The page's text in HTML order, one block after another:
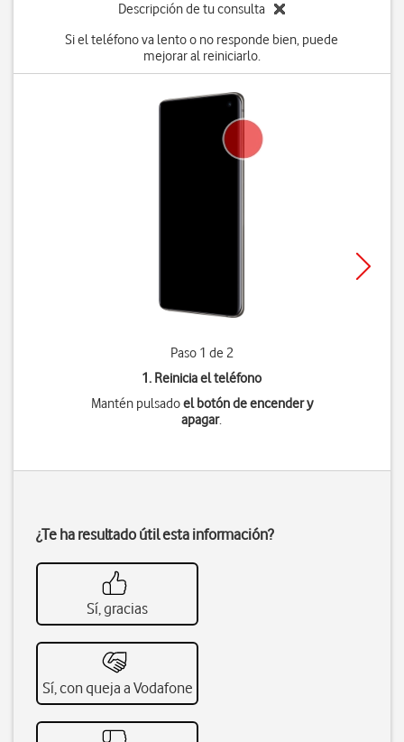
Descripción de tu consulta
Si el teléfono va lento o no responde bien, puede
mejorar al reiniciarlo.
Paso 1 de 2
1. Reinicia el teléfono
Mantén pulsadoel botón de encender y
apagar.
¿Te ha resultado útil esta información?
Sí, gracias
Sí, con queja a Vodafone